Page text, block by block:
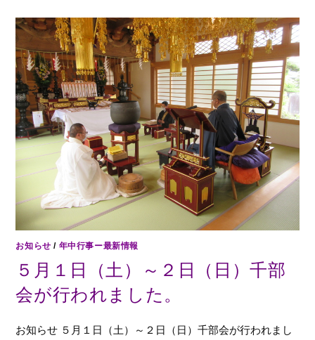
お知らせ / 年中行事ー最新情報
５月１日（土）～２日（日）千部
会が行われました。
お知らせ ５月１日（土）～２日（日）千部会が行われまし